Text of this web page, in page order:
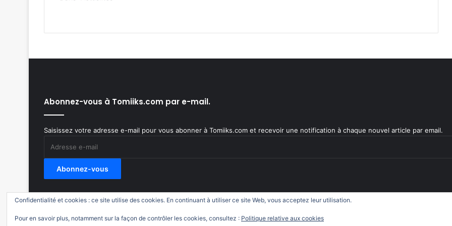
Abonnez-vous à Tomiiks.com par e-mail.
Saisissez votre adresse e-mail pour vous abonner à Tomiiks.com et recevoir une notification à chaque nouvel article par email.
Abonnez-vous
© Copyright 2011-2018, All Rights Reserved | Tomiiks.com
Confidentialité et cookies : ce site utilise des cookies. En continuant à utiliser ce site Web, vous acceptez leur utilisation.
Pour en savoir plus, notamment sur la façon de contrôler les cookies, consultez : Politique relative aux cookies